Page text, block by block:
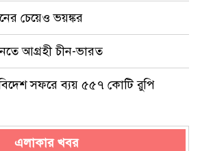
চেয়েও ভয়ঙ্কর
আগ্রহী চীন-ভারত
সফরে ব্যয় ৫৫৭ কোটি রুপি
এলাকার খবর